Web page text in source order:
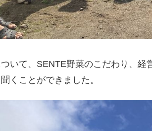
いて、SENTE野菜のこだわり、
くことができました。